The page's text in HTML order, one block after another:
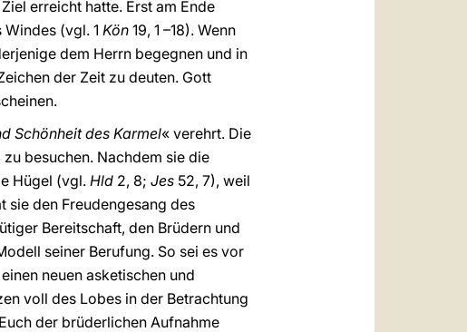
erreicht hatte. Erst am Ende
(vgl. 1 Kön 19, 1 –18). Wenn
dem Herrn begegnen und in
der Zeit zu deuten. Gott
Schönheit des Karmel« verehrt. Die
besuchen. Nachdem sie die
Hügel (vgl.Hld 2, 8; Jes 52, 7), weil
sie den Freudengesang des
Bereitschaft, den Brüdern und
seiner Berufung. So sei es vor
neuen asketischen und
voll des Lobes in der Betrachtung
der brüderlichen Aufnahme